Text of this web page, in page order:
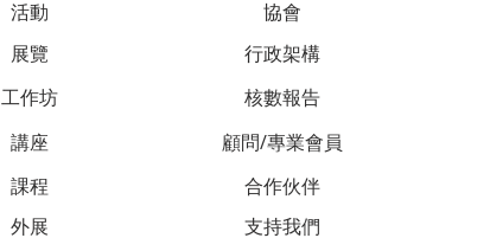
活動
展覽
工作坊
講座
課程
外展
協會
行政架構
核數報告
顧問/專業會員
合作伙伴
支持我們